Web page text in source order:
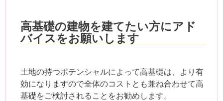
高基礎の建物を建てたい方にアド
バイスをお願いします
土地の持つポテンシャルによって高基礎は、より有
効になりますので全体のコストとも兼ね合わせて高
基礎をご検討されることをお勧めします。